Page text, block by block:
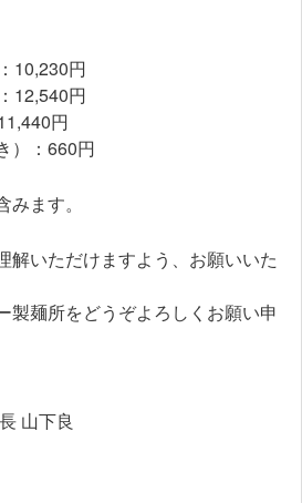
10,230円
12,540円
円
）：660円
ます。
解いただけますよう、お願いいた
製麺所をどうぞよろしくお願い申
山下良